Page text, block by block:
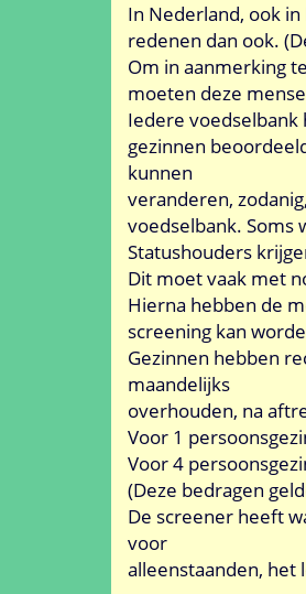
In Nederland, ook
redenen dan ook.
Om in aanmerking
moeten deze
Iedere voedselbank
gezinnen
kunnen
veranderen,
voedselbank. Soms
Statushouders
Dit moet vaak met
Hierna hebben de
screening kan
Gezinnen hebben
maandelijks
overhouden, na
Voor 1
Voor 4
(Deze bedragen
De screener heeft
voor
alleenstaanden, het